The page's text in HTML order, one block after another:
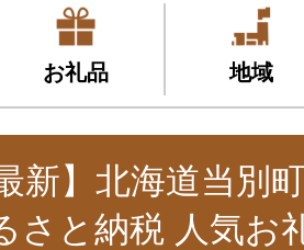
お礼品 地域
新】北海道当別
さと納税 人気お